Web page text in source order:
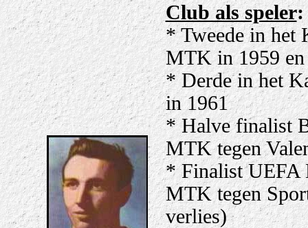
Club als speler:
* Tweede in het
MTK in 1959 en
* Derde in het
in 1961
* Halve finalist
MTK tegen
* Finalist UEFA
MTK tegen
verlies)